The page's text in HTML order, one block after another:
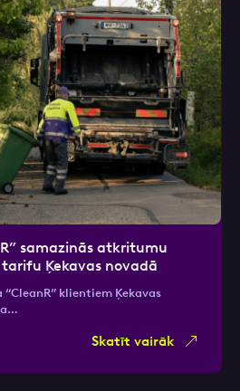
samazinās atkritumu
Ķekavas novadā
klientiem Ķekavas
Skatīt vairāk